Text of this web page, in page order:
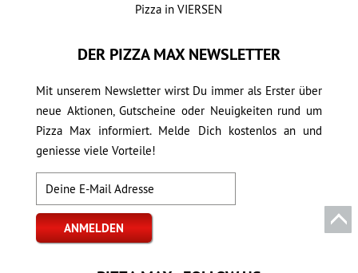
Pizza inVIERSEN
DER PIZZA MAX NEWSLETTER
Mit unserem Newsletter wirst Du immer als Erster über
neue Aktionen, Gutscheine oder Neuigkeiten rund um
Pizza Max informiert. Melde Dich kostenlos an und
geniesse viele Vorteile!